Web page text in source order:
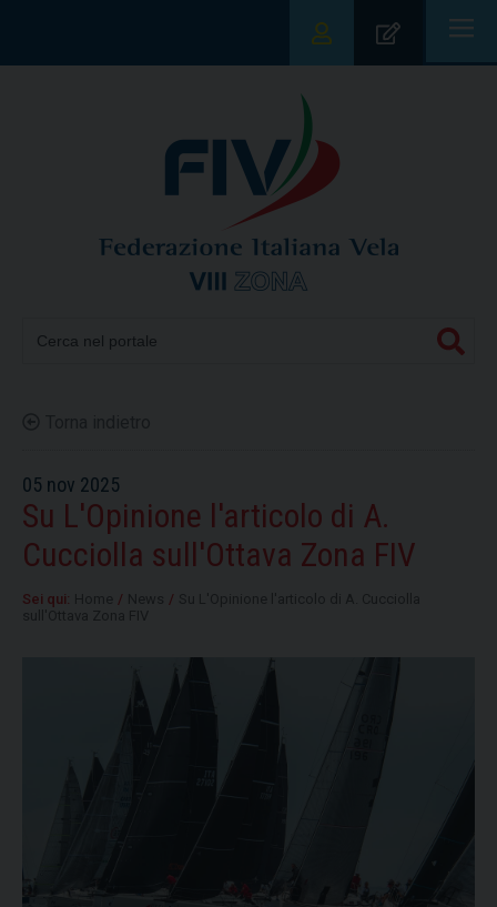
|||
05 nov 2025
Su L'Opinione l'articolo di A.
Cucciolla sull'Ottava Zona FIV
Sei qui: / /